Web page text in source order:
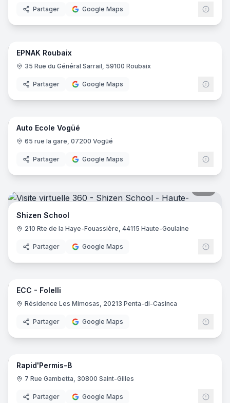
Partager Google Maps
24
EPNAK Roubaix
35 Rue du Général Sarrail, 59100 Roubaix
Partager Google Maps
6
Auto Ecole Vogüé
65 rue la gare, 07200 Vogüé
Partager Google Maps
Shizen School
210 Rte de la Haye-Fouassière, 44115 Haute-Goulaine
Partager Google Maps
7
ECC - Folelli
Résidence Les Mimosas, 20213 Penta-di-Casinca
Partager Google Maps
5
Rapid'Permis-B
7 Rue Gambetta, 30800 Saint-Gilles
Partager Google Maps